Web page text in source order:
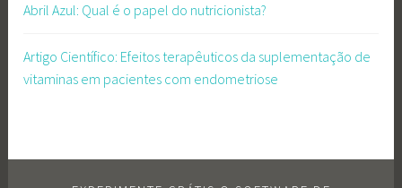
Abril Azul: Qual é o papel do nutricionista?
Artigo Científico: Efeitos terapêuticos da suplementação de
vitaminas em pacientes com endometriose